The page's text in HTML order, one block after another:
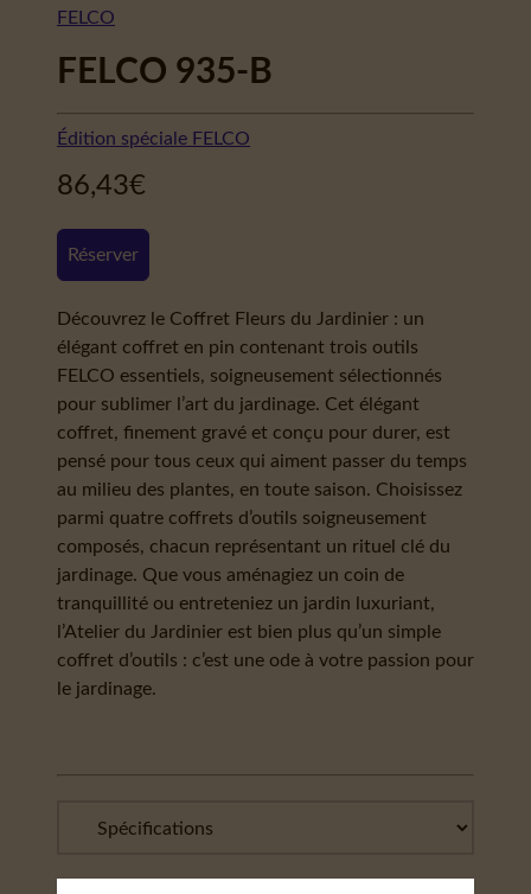
FELCO
FELCO 935-B
Édition spéciale FELCO
86,43€
Réserver
Découvrez le Coffret Fleurs du Jardinier : un
élégant coffret en pin contenant trois outils
FELCO essentiels, soigneusement sélectionnés
pour sublimer l’art du jardinage. Cet élégant
coffret, finement gravé et conçu pour durer, est
pensé pour tous ceux qui aiment passer du temps
au milieu des plantes, en toute saison. Choisissez
parmi quatre coffrets d’outils soigneusement
composés, chacun représentant un rituel clé du
jardinage. Que vous aménagiez un coin de
tranquillité ou entreteniez un jardin luxuriant,
l’Atelier du Jardinier est bien plus qu’un simple
coffret d’outils : c’est une ode à votre passion pour
le jardinage.